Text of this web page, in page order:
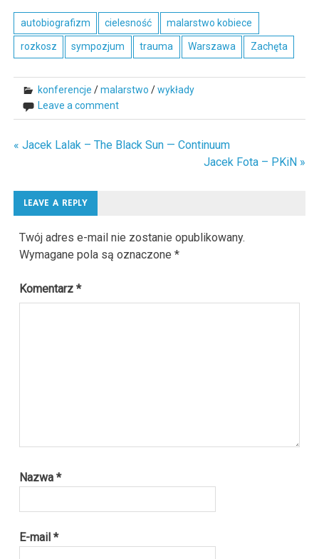
autobiografizm cielesność malarstwo kobiece
rozkosz sympozjum trauma Warszawa Zachęta
konferencje /malarstwo /wykłady
Leave a comment
Nawigacja
« Jacek Lalak – The Black Sun — Continuum
Jacek Fota – PKiN »
LEAVE A REPLY
Twój adres e-mail nie zostanie opublikowany.
Wymagane pola są oznaczone*
Komentarz*
Nazwa*
E-mail*